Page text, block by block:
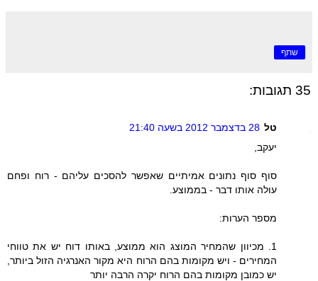
שתף
35 תגובות:
טל 28 בדצמבר 2012 בשעה 21:40
יעקב,
סוף סוף נתונים אמיתיים שאפשר להסכים עליהם - רוח ופחם
עולה אותו דבר - בממוצע.
מספר הערות:
1. מכיוון שהמחיר המוצג הוא ממוצע, באותו דוח יש את טווחי
המחירים - ויש מקומות בהם הרוח היא מקור האנרגיה הזול ביותר,
יש כמובן מקומות בהם הרוח יקרה הרבה יותר